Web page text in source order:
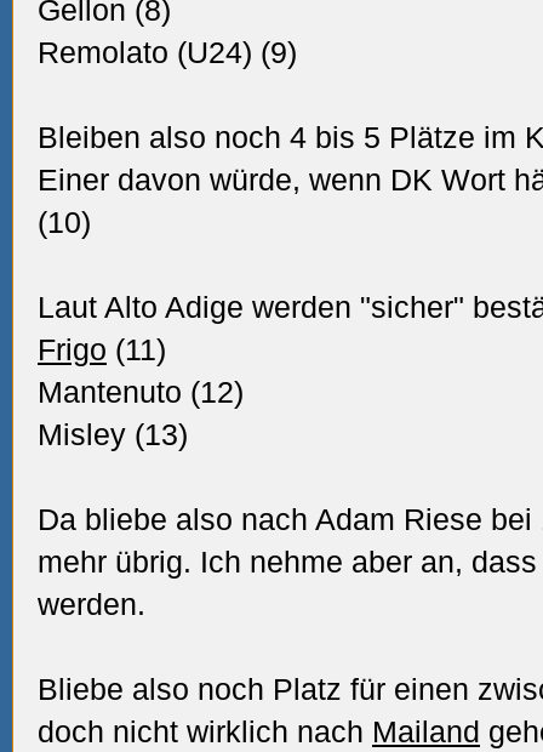
Gellon (8)
Remolato (U24) (9)
Bleiben also noch 4 bis 5 Plätze im
Einer davon würde, wenn DK Wort
(10)
Laut Alto Adige werden "sicher"
Frigo (11)
Mantenuto (12)
Misley (13)
Da bliebe also nach Adam Riese
mehr übrig. Ich nehme aber an,
werden.
Bliebe also noch Platz für einen
doch nicht wirklich nach Mailand